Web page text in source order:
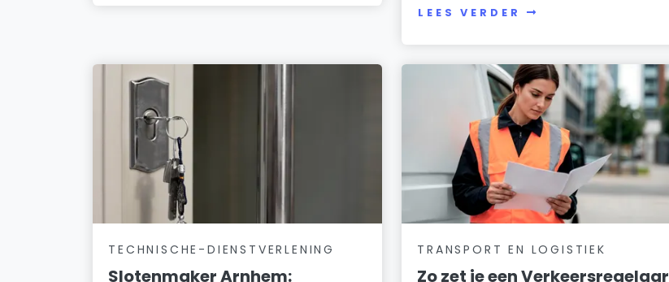
LEES VERDER
TECHNISCHE-DIENSTVERLENING
Slotenmaker Arnhem:
TRANSPORT EN LOGISTIEK
Zo zet je een Verkeersregelaar